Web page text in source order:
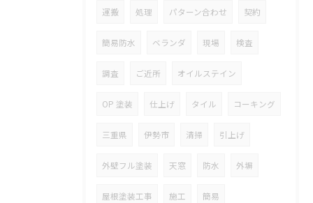
運搬 処理 パターン合わせ 契約
簡易防水 ベランダ 現場 検査
調査 ご近所 オイルステイン
OP 塗装 仕上げ タイル コーキング
三重県 伊勢市 清掃 引上げ
外壁フル塗装 天窓 防水 外塀
屋根塗装工事 施工 簡易